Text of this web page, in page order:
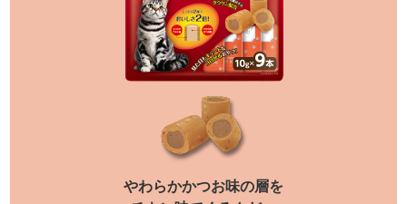
やわらかかつお味の層を